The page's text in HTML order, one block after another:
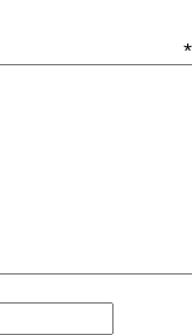
*